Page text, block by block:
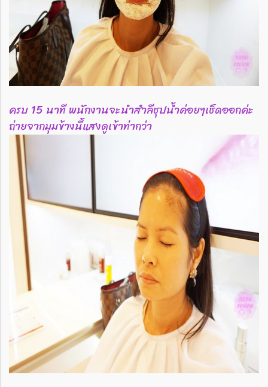
ครบ 15 นาที พนักงานจะนำสำลีชุปน้ำค่อยๆเช็ดออกค่ะ
ถ่ายจากมุมข้างนี้แสงดูเข้าท่ากว่า